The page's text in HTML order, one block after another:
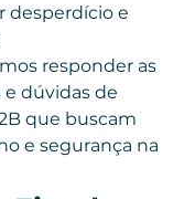
desperdício e
responder as
dúvidas de
que buscam
e segurança na